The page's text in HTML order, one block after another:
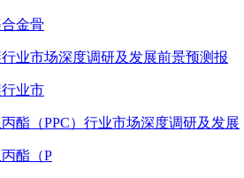
金骨
业市场深度调研及发展前景预测报
行业市
酯（PPC）行业市场深度调研及发展
酯（P